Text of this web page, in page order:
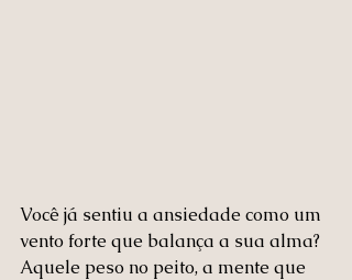
Você já sentiu a ansiedade como um
vento forte que balança a sua alma?
Aquele peso no peito, a mente que